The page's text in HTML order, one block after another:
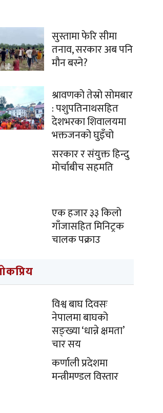
सुस्तामा फेरि सीमा
तनाव, सरकार अब पनि
मौन बस्ने?
श्रावणको तेस्रो सोमबार
: पशुपतिनाथसहित
देशभरका शिवालयमा
भक्तजनको घुइँचो
सरकार र संयुक्त हिन्दु
मोर्चाबीच सहमति
एक हजार ३३ किलो
गाँजासहित मिनिट्रक
चालक पक्राउ
विश्व बाघ दिवसः
नेपालमा बाघको
सङ्ख्या ‘धान्ने क्षमता’
चार सय
कर्णाली प्रदेशमा
मन्त्रीमण्डल विस्तार